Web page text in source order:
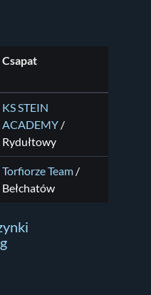
Csapat
KS STEIN
ACADEMY /
Rydułtowy
Torfiorze Team /
Bełchatów